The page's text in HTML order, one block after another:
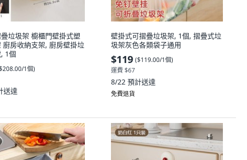
垃圾架 櫥櫃門壁掛式塑
廚房收納支架, 廚房壁掛垃
1個
1個)
送達
壁掛式可摺疊垃圾架, 1個, 摺疊式垃
圾架灰色各類袋子通用
$119 ($119.00/1個)
運費 $67
8/22 預計送達
免費退貨